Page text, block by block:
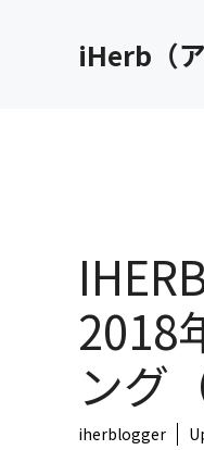
iHerb（
2018
ング
iherblogger